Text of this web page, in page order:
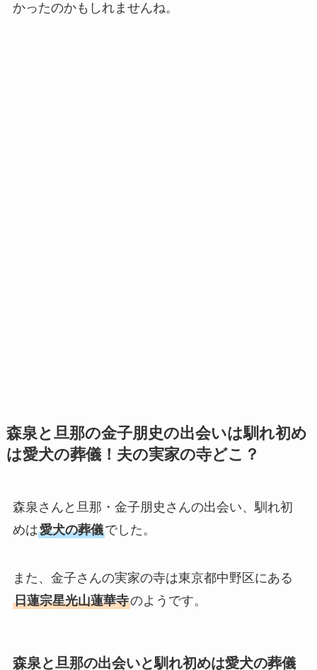
かったのかもしれませんね。
森泉と旦那の金子朋史の出会いは馴れ初め
は愛犬の葬儀！夫の実家の寺どこ？
森泉さんと旦那・金子朋史さんの出会い、馴れ初
めは愛犬の葬儀でした。
また、金子さんの実家の寺は東京都中野区にある
日蓮宗星光山蓮華寺のようです。
森泉と旦那の出会いと馴れ初めは愛犬の葬儀